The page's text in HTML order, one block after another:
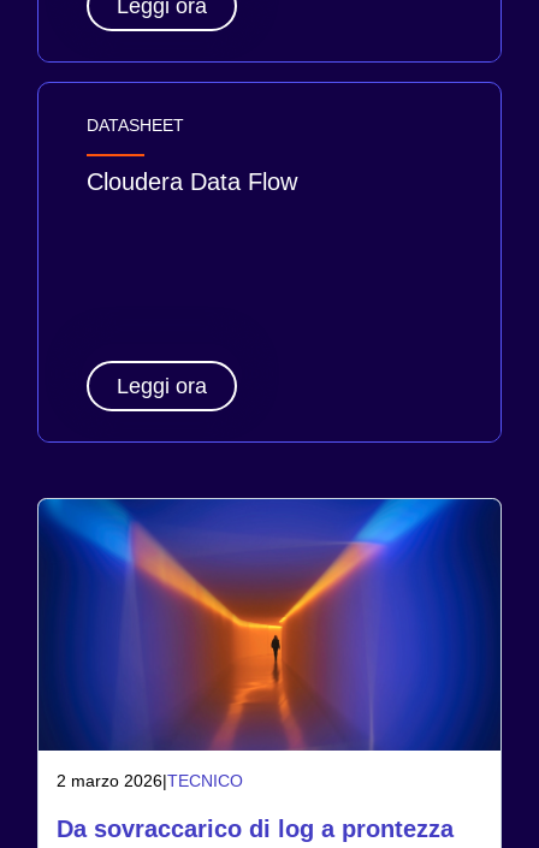
Leggi ora
DATASHEET
Cloudera Data Flow
Leggi ora
2 marzo 2026|TECNICO
Da sovraccarico di log a prontezza